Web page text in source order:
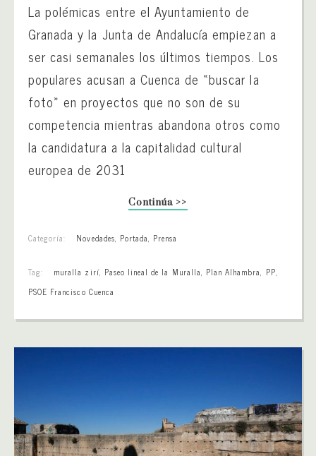
La polémicas entre el Ayuntamiento de
Granada y la Junta de Andalucía empiezan a
ser casi semanales los últimos tiempos. Los
populares acusan a Cuenca de «buscar la
foto» en proyectos que no son de su
competencia mientras abandona otros como
la candidatura a la capitalidad cultural
europea de 2031
Continúa >>
Categoría: Novedades, Portada, Prensa
Tag: muralla zirí, Paseo lineal de la Muralla, Plan Alhambra, PP,
PSOE Francisco Cuenca